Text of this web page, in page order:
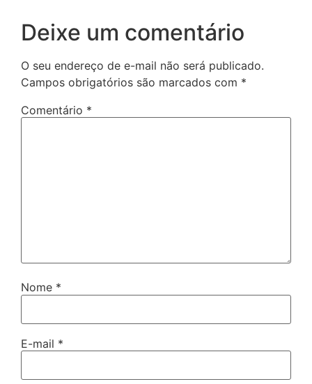
Deixe um comentário
O seu endereço de e-mail não será publicado.
Campos obrigatórios são marcados com *
Comentário *
Nome *
E-mail *